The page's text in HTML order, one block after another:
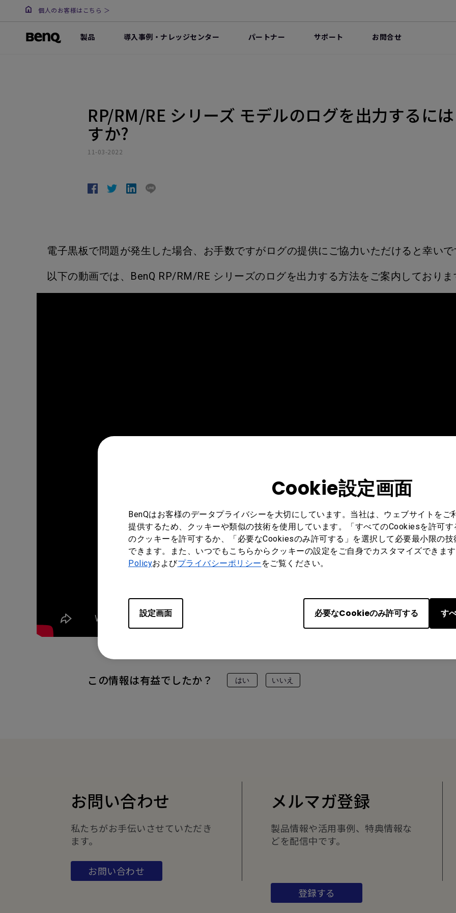
Cookie設定画面
BenQはお客様のデータプライバシーを大切にしています。当社は、ウェブサイトをご
提供するため、クッキーや類似の技術を使用しています。「すべてのCookiesを許可
のクッキーを許可するか、「必要なCookiesのみ許可する」を選択して必要最小限の
できます。また、いつでもこちらからクッキーの設定をご自身でカスタマイズできます
Policyおよびプライバシーポリシー をご覧ください。
設定画面 必要なCookieのみ許可する す
個人のお客様はこちら ＞
製品 導入事例・ナレッジセンター パートナー サポート お問合せ
RP/RM/RE シリーズ モデルのログを出力するに
すか?
11-03-2022
電子黒板で問題が発生した場合、お手数ですがログの提供にご協力いただけると幸いで
以下の動画では、BenQ RP/RM/RE シリーズのログを出力する方法をご案内しておりま
この情報は有益でしたか？ はい いいえ
お問い合わせ
私たちがお手伝いさせていただき
ます。
お問い合わせ
メルマガ登録
製品情報や活用事例、特典情報な
どを配信中です。
登録する